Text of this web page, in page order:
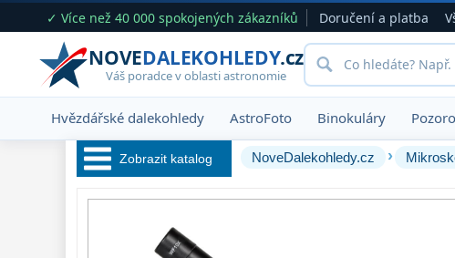
✓ Více než 40 000 spokojených zákazníků Doručení a platba
NOVEDALEKOHLEDY.cz
Váš poradce v oblasti astronomie
Hvězdářské dalekohledy AstroFoto Binokuláry
Zobrazit katalog
388
NoveDalekohledy.cz ›